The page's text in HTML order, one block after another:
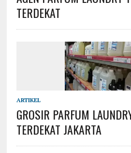
TERDEKAT
ARTIKEL
GROSIR PARFUM
TERDEKAT JAKARTA